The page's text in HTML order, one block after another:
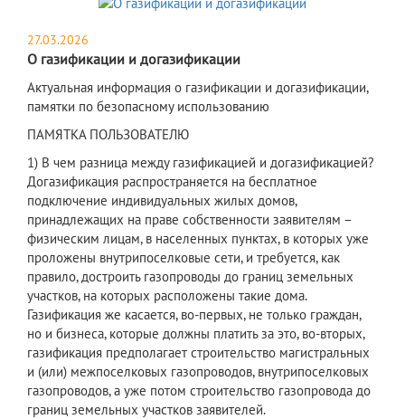
27.03.2026
О газификации и догазификации
Актуальная информация о газификации и догазификации,
памятки по безопасному использованию
​ПАМЯТКА ПОЛЬЗОВАТЕЛЮ
1) В чем разница между газификацией и догазификацией?
Догазификация распространяется на бесплатное
подключение индивидуальных жилых домов,
принадлежащих на праве собственности заявителям –
физическим лицам, в населенных пунктах, в которых уже
проложены внутрипоселковые сети, и требуется, как
правило, достроить газопроводы до границ земельных
участков, на которых расположены такие дома.
Газификация же касается, во-первых, не только граждан,
но и бизнеса, которые должны платить за это, во-вторых,
газификация предполагает строительство магистральных
и (или) межпоселковых газопроводов, внутрипоселковых
газопроводов, а уже потом строительство газопровода до
границ земельных участков заявителей.